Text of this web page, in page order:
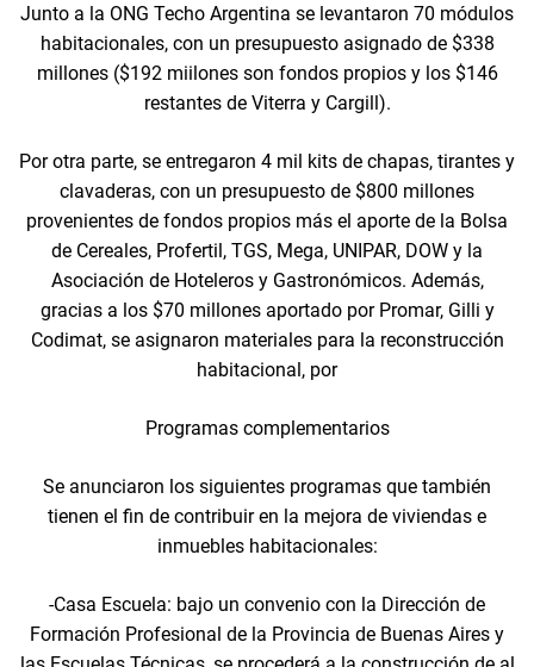
Junto a la ONG Techo Argentina se levantaron 70 módulos
habitacionales, con un presupuesto asignado de $338
millones ($192 miilones son fondos propios y los $146
restantes de Viterra y Cargill).
Por otra parte, se entregaron 4 mil kits de chapas, tirantes y
clavaderas, con un presupuesto de $800 millones
provenientes de fondos propios más el aporte de la Bolsa
de Cereales, Profertil, TGS, Mega, UNIPAR, DOW y la
Asociación de Hoteleros y Gastronómicos. Además,
gracias a los $70 millones aportado por Promar, Gilli y
Codimat, se asignaron materiales para la reconstrucción
habitacional, por
Programas complementarios
Se anunciaron los siguientes programas que también
tienen el fin de contribuir en la mejora de viviendas e
inmuebles habitacionales:
-Casa Escuela: bajo un convenio con la Dirección de
Formación Profesional de la Provincia de Buenas Aires y